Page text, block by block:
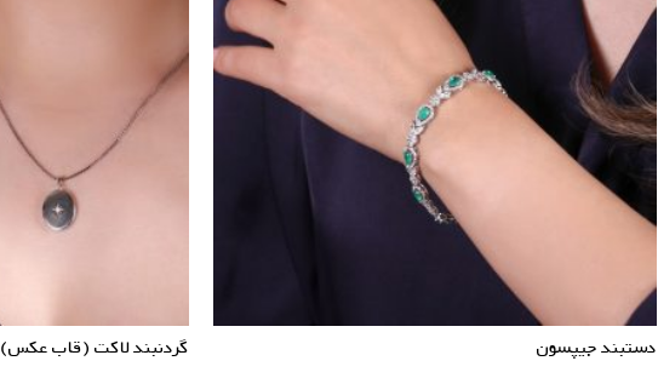
دستبند جیپسون
گردنبند لاکت (قاب عکس)